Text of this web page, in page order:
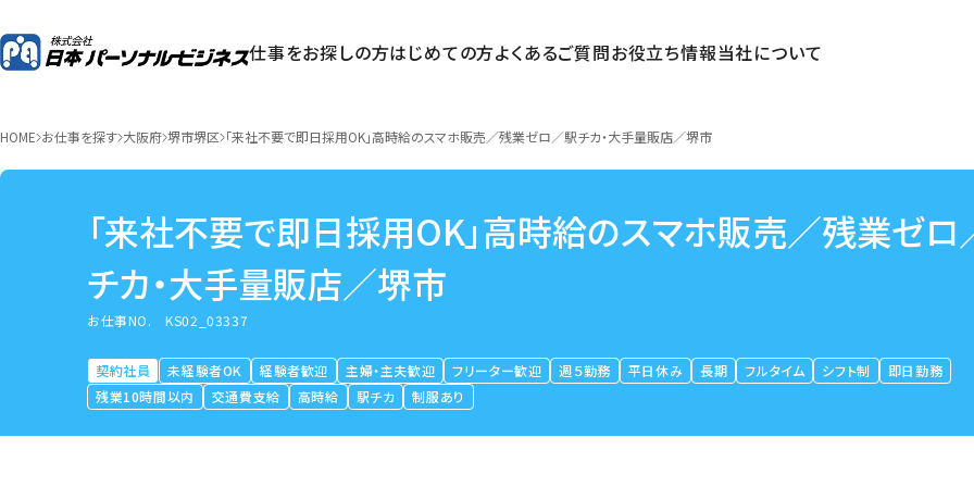
仕事をお探しの方はじめての方よくあるご質問お役立ち情報当社について
HOME お仕事を探す 大阪府 堺市堺区 「来社不要で即日採用OK」高時給のスマホ販売／残業ゼロ／駅チカ・大手量販店／堺市
「来社不要で即日採用OK」高時給のスマホ販売／残業ゼロ
チカ・大手量販店／堺市
お仕事NO.KS02_03337
契約社員 未経験者OK 経験者歓迎 主婦・主夫歓迎 フリーター歓迎 週５勤務 平日休み 長期 フルタイム シフト制
即日勤務
残業10時間以内
交通費支給 高時給 駅チカ 制服あり